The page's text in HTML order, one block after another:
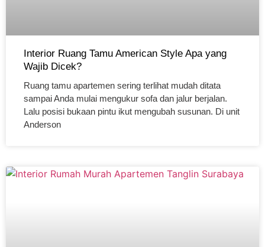
Interior Ruang Tamu American Style Apa yang
Wajib Dicek?
Ruang tamu apartemen sering terlihat mudah ditata
sampai Anda mulai mengukur sofa dan jalur berjalan.
Lalu posisi bukaan pintu ikut mengubah susunan. Di unit
Anderson